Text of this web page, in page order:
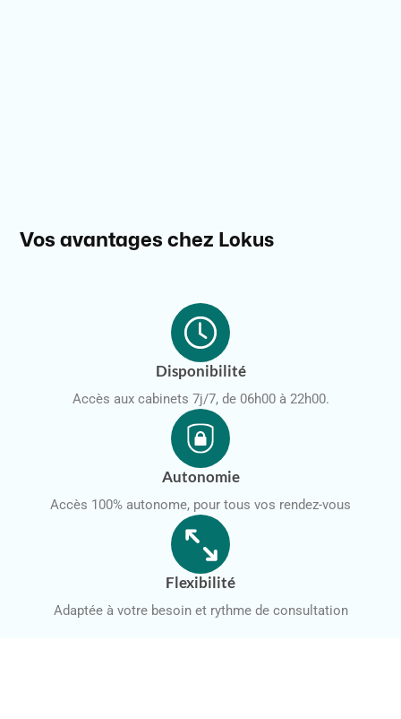
Vos avantages chez Lokus
Disponibilité
Accès aux cabinets 7j/7, de 06h00 à 22h00.
Autonomie
Accès 100% autonome, pour tous vos rendez-vous
Flexibilité
Adaptée à votre besoin et rythme de consultation